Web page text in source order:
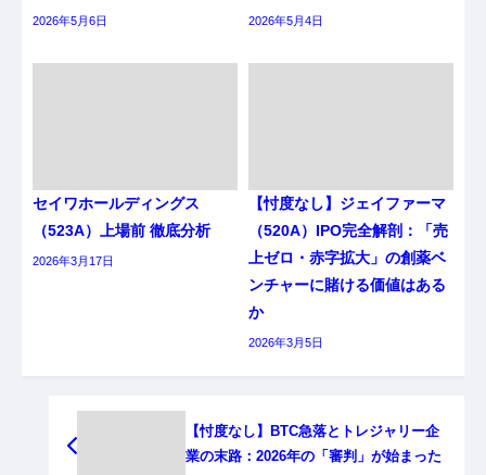
2026年5月6日 2026年5月4日
セイワホールディングス
（523A）上場前 徹底分析
2026年3月17日
【忖度なし】ジェイファーマ
（520A）IPO完全解剖：「売
上ゼロ・赤字拡大」の創薬ベ
ンチャーに賭ける価値はある
か
2026年3月5日
【忖度なし】BTC急落とトレジャリー企
業の末路：2026年の「審判」が始まった